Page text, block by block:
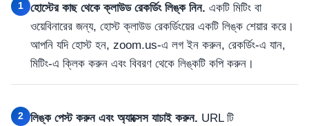
1 হোস্টের কাছ থেকে ক্লাউড রেকর্ডিং লিঙ্ক নিন. একটি মিটিং বা
ওয়েবিনারের জন্য, হোস্ট ক্লাউড রেকর্ডিংয়ের একটি লিঙ্ক শেয়ার করে।
আপনি যদি হোস্ট হন, zoom.us-এ লগ ইন করুন, রেকর্ডিং-এ যান,
মিটিং-এ ক্লিক করুন এবং বিবরণ থেকে লিঙ্কটি কপি করুন।
2 লিঙ্ক পেস্ট করুন এবং অ্যাক্সেস যাচাই করুন. URL টি